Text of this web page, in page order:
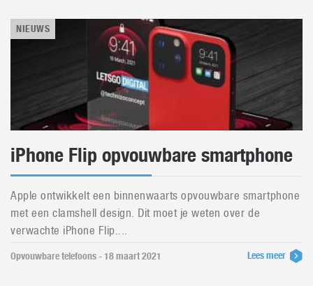
NIEUWS
iPhone Flip opvouwbare smartphone
Apple ontwikkelt een binnenwaarts opvouwbare smartphone
met een clamshell design. Dit moet je weten over de
verwachte iPhone Flip....
Opvouwbare telefoons - 18 maart 2021 Lees meer